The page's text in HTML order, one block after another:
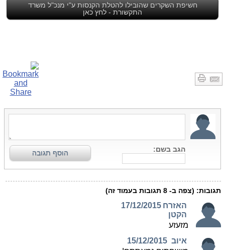
חשיפת השקרים שהובילו להטלת הקנסות ע"י מנכ"ל משרד
התקשורת - לחץ כאן